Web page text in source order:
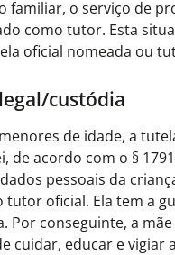
familiar, o serviço de
como tutor. Esta
oficial nomeada ou
custódia
de idade, a
de acordo com o §
pessoais da
oficial. Ela tem a
Por conseguinte, a
cuidar, educar e vigiar